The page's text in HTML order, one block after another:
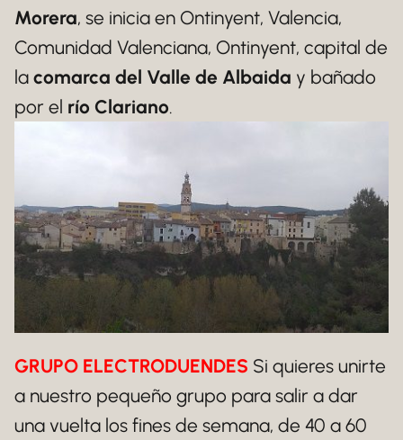
Morera, se inicia en Ontinyent, Valencia,
Comunidad Valenciana, Ontinyent, capital de
la comarca del Valle de Albaida y bañado
por el río Clariano.
GRUPO ELECTRODUENDES Si quieres unirte
a nuestro pequeño grupo para salir a dar
una vuelta los fines de semana, de 40 a 60